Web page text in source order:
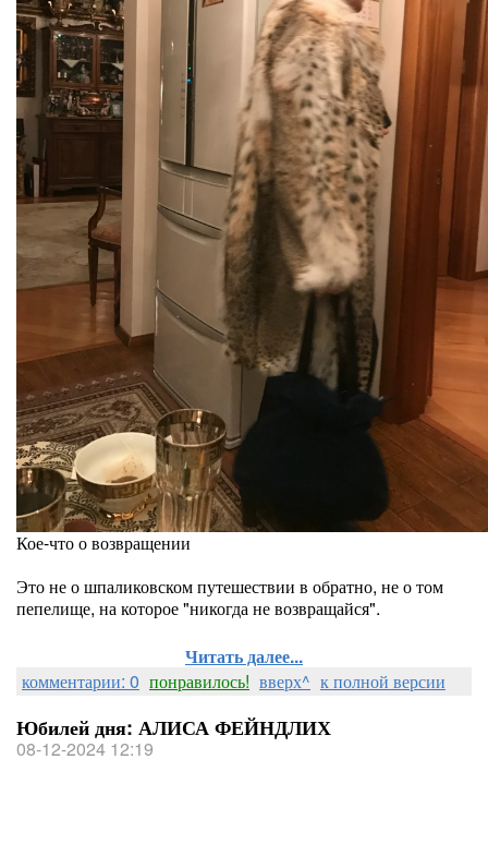
Кое-что о возвращении
Это не о шпаликовском путешествии в обратно, не о том
пепелище, на которое "никогда не возвращайся".
Читать далее...
комментарии: 0 понравилось! вверх^ к полной версии
Юбилей дня: АЛИСА ФЕЙНДЛИХ
08-12-2024 12:19